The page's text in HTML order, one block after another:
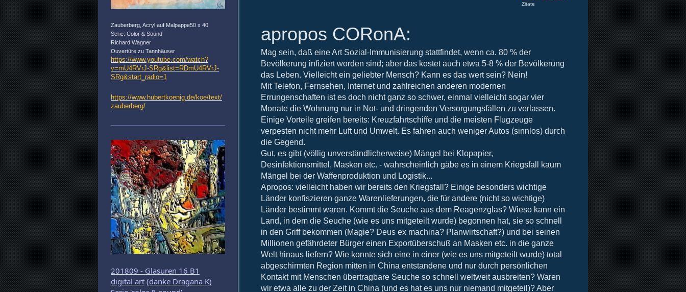
Zitate
apropos CORonA:
Mag sein, daß eine Art Sozial-Immunisierung stattfindet, wenn ca. 80 % der
Bevölkerung infiziert worden sind; aber das kostet auch etwa 5-8 % der Bevölkerung
das Leben. Vielleicht ein geliebter Mensch? Kann es das wert sein? Nein!
Mit Telefon, Fernsehen, Internet und zahlreichen anderen modernen
Errungenschaften ist es doch nicht ganz so schwer, einmal vielleicht sogar vier
Monate die Wohnung nur in Not- und dringenden Versorgungsfällen zu verlassen.
Einige Vorteile greifen bereits: Kreuzfahrtschiffe und die meisten Flugzeuge
verpesten nicht mehr Luft und Umwelt. Es fahren auch weniger Autos (sinnlos) durch
die Gegend.
Gut, es gibt (völlig unverständlicherweise) Mängel bei Klopapier,
Desinfektionsmittel, Masken etc. - wahrscheinlich gäbe es in einem Kriegsfall kaum
Mängel bei der Waffenproduktion und Logistik...
Apropos: vielleicht haben wir bereits den Kriegsfall? Einige besonders wichtige
Länder konfiszieren ganze Warenlieferungen, die für andere (nicht so wichtige)
Länder bestimmt waren. Kommt die Seuche aus dem Reagenzglas? Wieso kann ein
Land, in dem die Seuche (wie es uns mitgeteilt wurde) begonnen hat, sie so schnell
in den Griff bekommen (Magie? Deus ex machina? Planwirtschaft?) und bei seinen
Millionen gefährdeter Bürger einen Exportüberschuß an Masken etc. in die ganze
Welt hinaus liefern? Wie konnte sich eine in einer (wie es uns mitgeteilt wurde) total
abgeschirmten Region mitten in China entstandene und nur durch persönlichen
Kontakt mit Menschen übertragbare Seuche so schnell weltweit ausbreiten? Waren
wir etwa alle zu der Zeit in China (und es hat es uns nur niemand mitgeteil)? Aber
Zauberberg, Acryl auf Malpappe50 x 40
Serie: Color & Sound
Richard Wagner
Ouvertüre zu Tannhäuser
https://www.youtube.com/watch?
v=mU4RVrJ-SRg&list=RDmU4RVrJ-
SRg&start_radio=1
https://www.hubertkoenig.de/koe/text/
zauberberg/
201809 - Glasuren 16 B1
digital art (danke Dragana K)